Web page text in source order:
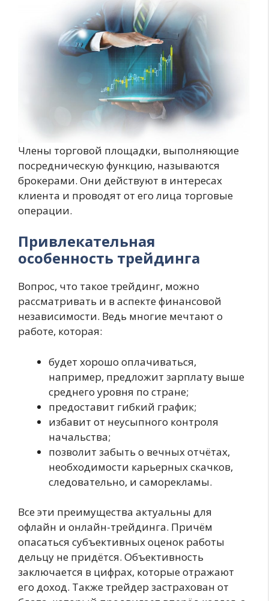
Члены торговой площадки, выполняющие
посредническую функцию, называются
брокерами. Они действуют в интересах
клиента и проводят от его лица торговые
операции.
Привлекательная
особенность трейдинга
Вопрос, что такое трейдинг, можно
рассматривать и в аспекте финансовой
независимости. Ведь многие мечтают о
работе, которая:
будет хорошо оплачиваться,
например, предложит зарплату выше
среднего уровня по стране;
предоставит гибкий график;
избавит от неусыпного контроля
начальства;
позволит забыть о вечных отчётах,
необходимости карьерных скачков,
следовательно, и саморекламы.
Все эти преимущества актуальны для
офлайн и онлайн-трейдинга. Причём
опасаться субъективных оценок работы
дельцу не придётся. Объективность
заключается в цифрах, которые отражают
его доход. Также трейдер застрахован от